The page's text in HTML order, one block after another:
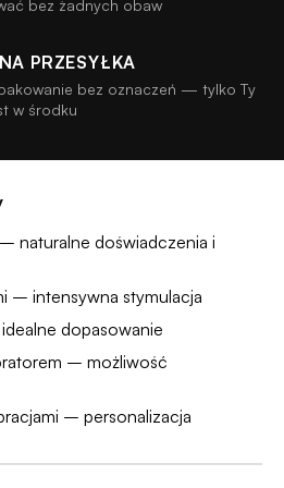
bez żadnych obaw
PRZESYŁKA
bez oznaczeń — tylko Ty
w środku
naturalne doświadczenia i
– intensywna stymulacja
dopasowanie
– możliwość
– personalizacja